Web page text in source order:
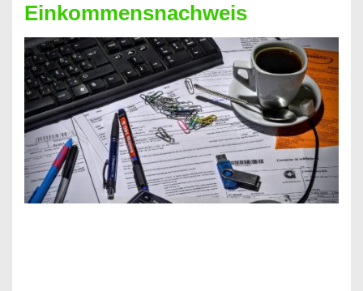
Einkommensnachweis